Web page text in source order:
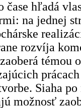
hľadá
na jednej
rozvíja
témou
Siaha po
možnosť